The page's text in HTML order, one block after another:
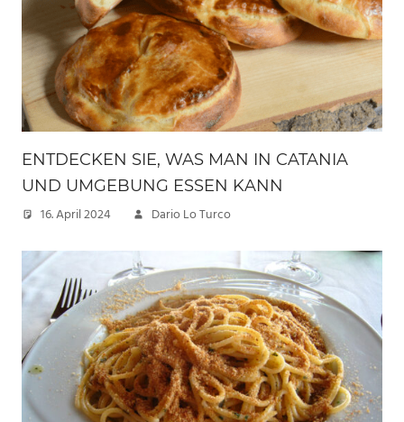
ENTDECKEN SIE, WAS MAN IN CATANIA
UND UMGEBUNG ESSEN KANN
16. April 2024 Dario Lo Turco